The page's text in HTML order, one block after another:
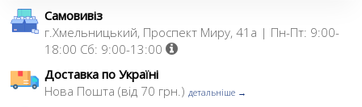
Самовивіз
г.Хмельницький, Проспект Миру, 41а | Пн-Пт: 9:00-
18:00 Сб: 9:00-13:00
Доставка по Україні
Нова Пошта (від 70 грн.) детальніше →